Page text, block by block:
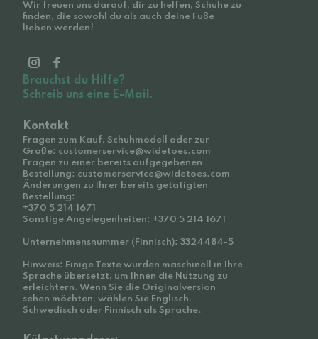
Wir freuen uns darauf, dir zu helfen, Schuhe zu
finden, die sowohl du als auch deine Füße
lieben werden!
Brauchst du Hilfe?
Schreib uns eine E-Mail.
Kontakt
Fragen zum Kauf, Schuhmodell oder zur
Größe: customerservice@widetoes.com
Fragen zu einer bereits aufgegebenen
Bestellung: customerservice@widetoes.com
Änderungen zu Ihrer bereits getätigten
Bestellung:
+370 5 214 1671
Sonstige Angelegenheiten: +370 5 214 1671
Unternehmensnummer (Finnisch): 3324484-5
Hinweis: Einige Texte wurden maschinell in Ihre
Sprache übersetzt, um Ihnen die Nutzung zu
erleichtern. Wenn Sie die Originalversion
sehen möchten, wählen Sie Englisch,
Schwedisch oder Finnisch als Sprache.